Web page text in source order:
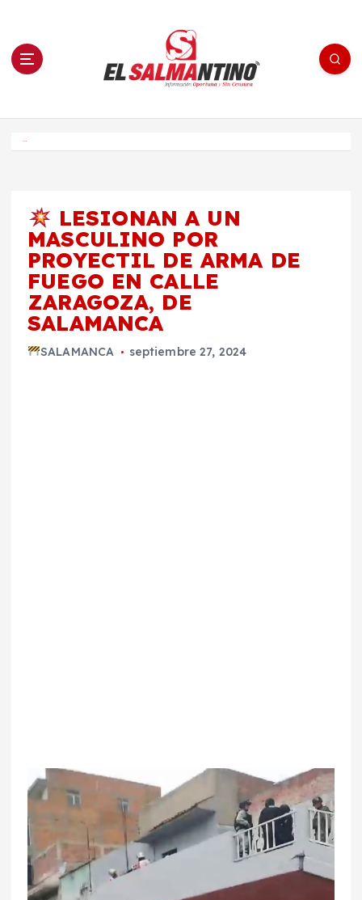
n El Salmantino - medios/noticias/editorial
LESIONAN A UN
MASCULINO POR
PROYECTIL DE ARMA DE
FUEGO EN CALLE
ZARAGOZA, DE
SALAMANCA
SALAMANCA septiembre 27, 2024